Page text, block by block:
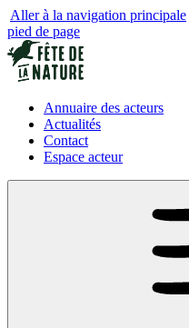
Aller à la navigation principale
pied de page
Annuaire des acteurs
Actualités
Contact
Espace acteur